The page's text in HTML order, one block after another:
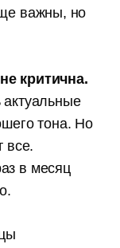
важны, но
критична.
актуальные
тона. Но
все.
в месяц